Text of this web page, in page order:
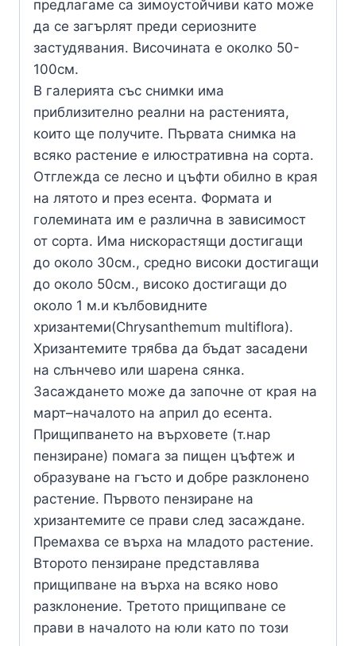
предлагаме са зимоустойчиви като може
да се загърлят преди сериозните
застудявания. Височината е околко 50-
100см.
В галерията със снимки има
приблизително реални на растенията,
които ще получите. Първата снимка на
всяко растение е илюстративна на сорта.
Отглежда се лесно и цъфти обилно в края
на лятото и през есента. Формата и
големината им е различна в зависимост
от сорта. Има нискорастящи достигащи
до около 30см., средно високи достигащи
до около 50см., високо достигащи до
около 1 м.и кълбовидните
хризантеми(Chrysanthemum multiflora).
Хризантемите трябва да бъдат засадени
на слънчево или шарена сянка.
Засаждането може да започне от края на
март–началото на април до есента.
Прищипването на върховете (т.нар
пензиране) помага за пищен цъфтеж и
образуване на гъсто и добре разклонено
растение. Първото пензиране на
хризантемите се прави след засаждане.
Премахва се върха на младото растение.
Второто пензиране представлява
прищипване на върха на всяко ново
разклонение. Третото прищипване се
прави в началото на юли като по този